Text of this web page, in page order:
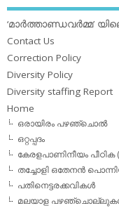
‘മാര്‍ത്താണ്ഡവര്‍മ്മ’
Contact Us
Correction Policy
Diversity Policy
Diversity staffing Report
Home
ഒരായിരം പഴഞ്ചൊല്‍
ഒറ്റപ്പദം
കേരളപാണിനീയം
തച്ചോളി ഒതേനൻ
പതിനെട്ടരക്കവികള്‍
മലയാള